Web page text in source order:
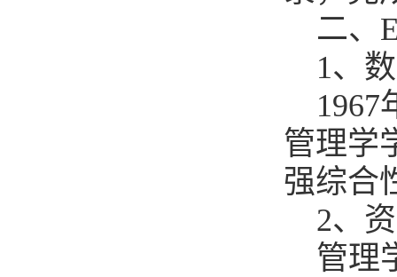
二、
1、
管理学
强综合
2、
管理